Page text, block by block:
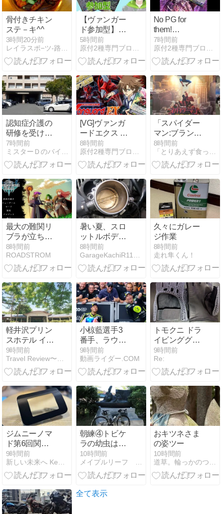
真」
骨付きチキン
ステ－キ^^
3時間20分前
レイラスポ−ツ-路の途中
【ヴァンガー
ド参加型】お
盆期間は配信
休みます！
【#りょくち
ゃまる】
5時間前
原付2種専門ブログ ONE-TWO-FIVE！！
No PG for
them!
Blangdmire
Dear Days 2
7時間前
原付2種専門ブログ ONE-TWO-FIVE！！
認知症介護の
研修を受けに
行く
7時間前
ミスターＤのバイクのある生活
[VG]ヴァンガ
ードエクス 視
聴者参加型配
信
8時間前
原付2種専門ブログ ONE-TWO-FIVE！！
「スパイダー
マン:ブラン
ド・ニュー・
デイ」＠新ピ
カ
8時間前
「とりあえず食ったもんＵｐ〜！！」
最大の難関リ
ブラが立ちは
だかる
8時間前
ROADSTROM
暑い夏、スロ
ットルボディ
のお掃除を
8時間前
GarageKachiR1150RTいじくり日記シーズン2
久々にガレー
ジ作業
8時間前
走れ隼くん！
軽井沢プリン
スホテル イー
ストを調べて
みたら…想像
以上に“軽井沢
癒しステイだ
った！
9時間前
Travel Review〜ツーリング・旅行記・旅情報〜
小椋藍選手3
番手、ラウ
ル・フェルナ
ンデス選手2
番手！フロン
9時間前
動画ライダー.COM
トモクニ ドラ
イビンググロ
ーブ
9時間前
Re:
ジムニーノマ
ド第6回関西
夜会。
9時間前
新しい未来へ Keep it real
朝練④トビケ
ラの幼虫は絹
を吐く／笠置
駅ピ弾いてみ
た
10時間前
メイプルリーフ ペダリング
おキツネさま
の姿ツー
10時間前
道草。輪っかのついたものが好きだ。
全て表示